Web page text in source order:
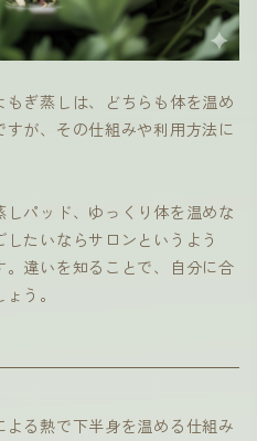
ぎ蒸しは、どちらも体を温め
が、その仕組みや利用方法に
パッド、ゆっくり体を温めな
たいならサロンというよう
違いを知ることで、自分に合
う。
る熱で下半身を温める仕組み